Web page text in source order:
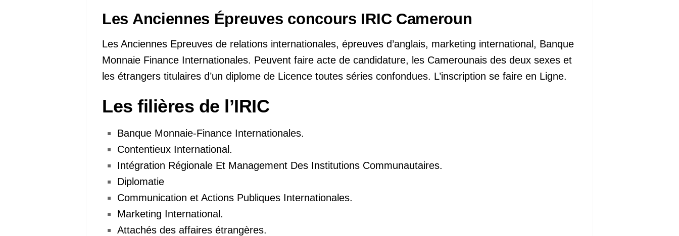
concours
Les Anciennes Épreuves concours IRIC Cameroun
Les Anciennes Epreuves de relations internationales, épreuves d’anglais, marketing international, Banque
Monnaie Finance Internationales. Peuvent faire acte de candidature, les Camerounais des deux sexes et
les étrangers titulaires d’un diplome de Licence toutes séries confondues. L’inscription se faire en Ligne.
Les filières de l’IRIC
Banque Monnaie-Finance Internationales.
Contentieux International.
Intégration Régionale Et Management Des Institutions Communautaires.
Diplomatie
Communication et Actions Publiques Internationales.
Marketing International.
Attachés des affaires étrangères.